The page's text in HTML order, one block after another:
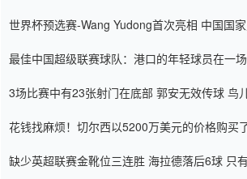
世界杯预选赛-Wang Yudong首次亮相 中国国
最佳中国超级联赛球队：港口的年轻球员在一
3场比赛中有23张射门在底部 郭安无效传球 鸟
花钱找麻烦！切尔西以5200万美元的价格购买
缺少英超联赛金靴位三连胜 海拉德落后6球 只